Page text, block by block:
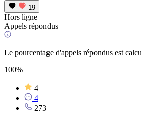
19
Hors ligne
Appels répondus
Le pourcentage d'appels répondus est
100%
4
4
273